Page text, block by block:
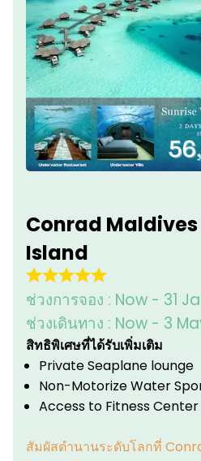
Conrad
Island
ช่วงการจอง : Now - 31
ช่วงเดินทาง : Now - 3
สิทธิพิเศษที่ได้รับเพิ่มเติม
Private Seaplane lounge
Non-Motorize Water
Access to Fitness Center
สัมผัสตำนานระดับโลกที่